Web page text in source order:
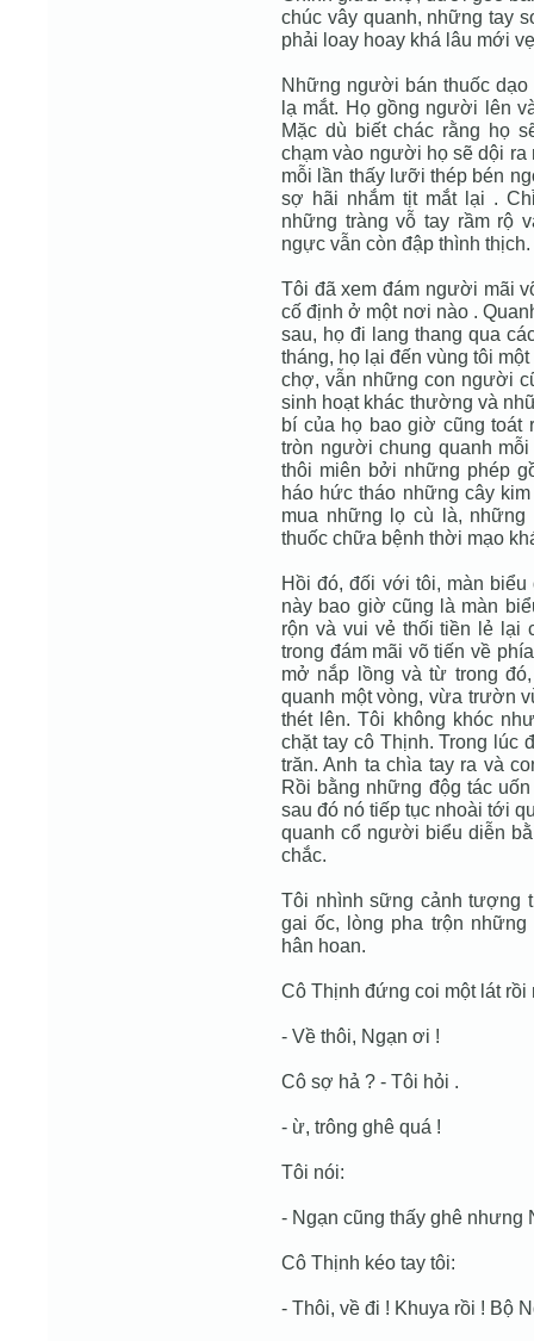
chúc vây quanh, những tay
phải loay hoay khá lâu mới
Những người bán thuốc
lạ mắt. Họ gồng người lên
Mặc dù biết chác rằng họ
chạm vào người họ sẽ dội
mỗi lần thấy lưỡi thép bén
sợ hãi nhắm tịt mắt lại .
những tràng vỗ tay rầm rộ
ngực vẫn còn đập thình thịch.
Tôi đã xem đám người mãi
cố định ở một nơi nào .
sau, họ đi lang thang qua
tháng, họ lại đến vùng tôi
chợ, vẫn những con người
sinh hoạt khác thường và
bí của họ bao giờ cũng toát
tròn người chung quanh
thôi miên bởi những phép
háo hức tháo những cây
mua những lọ cù là,
thuốc chữa bệnh thời mạo
Hồi đó, đối với tôi, màn
này bao giờ cũng là màn
rộn và vui vẻ thối tiền lẻ lại
trong đám mãi võ tiến về
mở nắp lồng và từ trong
quanh một vòng, vừa trườn
thét lên. Tôi không khóc
chặt tay cô Thịnh. Trong
trăn. Anh ta chìa tay ra và
Rồi bằng những độg tác
sau đó nó tiếp tục nhoài tới
quanh cổ người biểu diễn
chắc.
Tôi nhình sững cảnh tượng
gai ốc, lòng pha trộn
hân hoan.
Cô Thịnh đứng coi một lát rồi
- Về thôi, Ngạn ơi !
Cô sợ hả ? - Tôi hỏi .
- ừ, trông ghê quá !
Tôi nói:
- Ngạn cũng thấy ghê nhưng
Cô Thịnh kéo tay tôi:
- Thôi, về đi ! Khuya rồi ! Bộ